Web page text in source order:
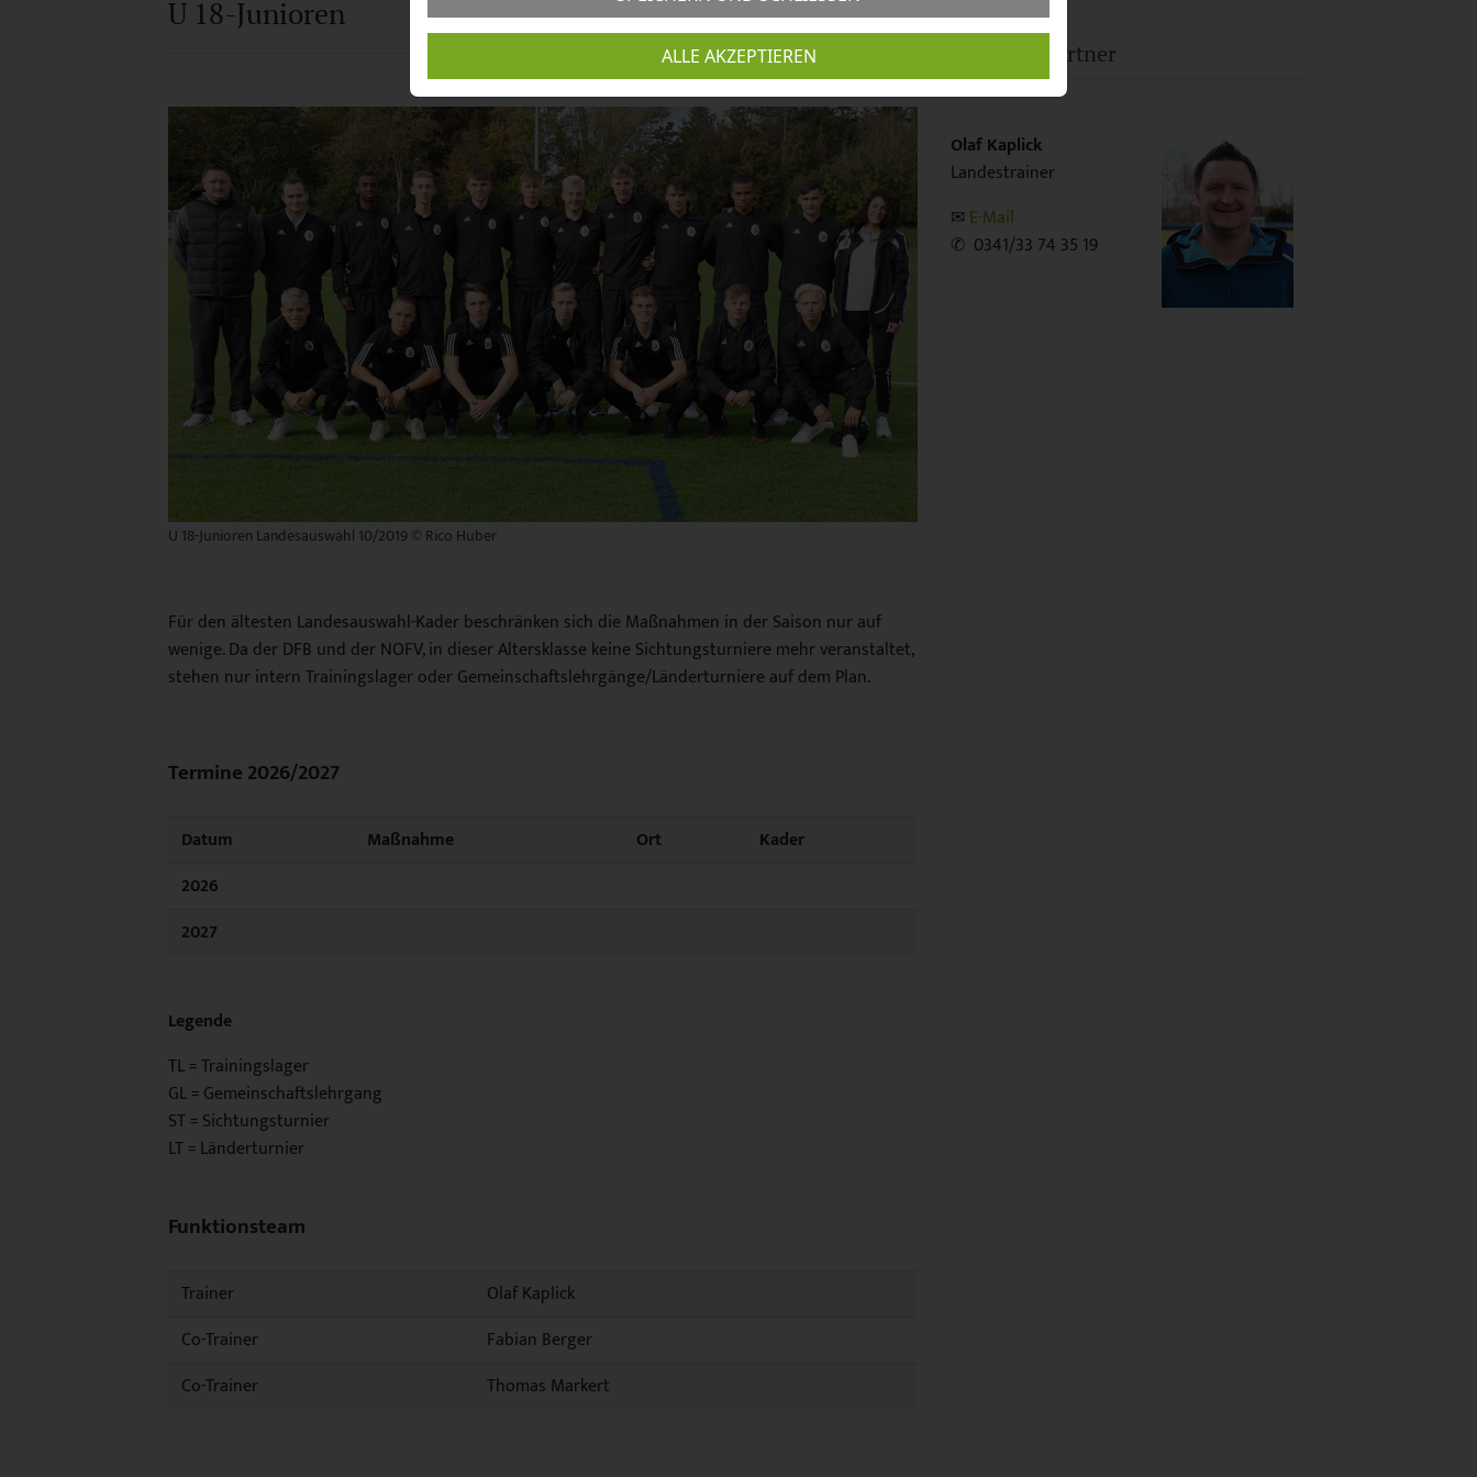
U 18-Junioren
U 18-Junioren Landesauswahl 10/2019 © Rico Huber
Für den ältesten Landesauswahl-Kader beschränken sich die Maßnahmen in der Saison nur auf
wenige. Da der DFB und der NOFV, in dieser Altersklasse keine Sichtungsturniere mehr veranstaltet,
stehen nur intern Trainingslager oder Gemeinschaftslehrgänge/Länderturniere auf dem Plan.
Termine 2026/2027
Datum Maßnahme Ort
Kader
2026
2027
Legende
TL = Trainingslager
GL = Gemeinschaftslehrgang
ST = Sichtungsturnier
LT = Länderturnier
Funktionsteam
Trainer
Olaf Kaplick
Co-Trainer
Fabian Berger
Co-Trainer
Thomas Markert
Ansprechpartner
Olaf Kaplick
Landestrainer
✉︎ E-Mail
✆ 0341/33 74 35 19
ALLE AKZEPTIEREN